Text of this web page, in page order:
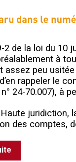
2 de la loi du 10
à
assez peu
rappeler le
24-70.007), à
Haute
des comptes,